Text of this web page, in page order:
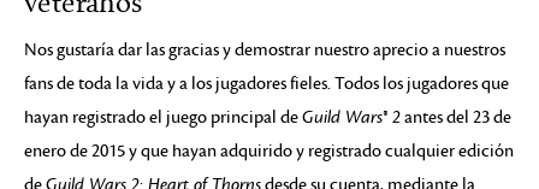
Nos gustaría dar las gracias y demostrar nuestro aprecio a nuestros
fans de toda la vida y a los jugadores fieles. Todos los jugadores que
hayan registrado el juego principal deGuild Wars® 2antes del 23 de
enero de 2015 y que hayan adquirido y registrado cualquier edición
deGuild Wars 2: Heart of Thornsdesde su cuenta, mediante la